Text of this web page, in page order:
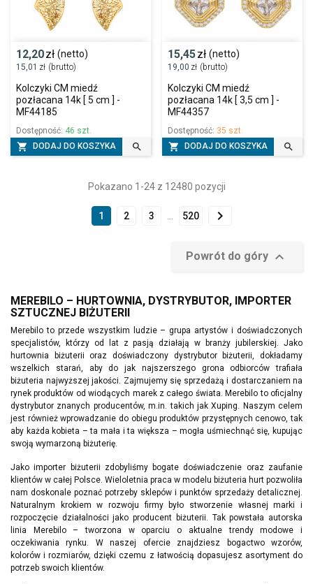
12,20zł (netto)
15,01 zł (brutto)
Kolczyki CM miedź
pozłacana 14k [ 5 cm ] -
MF44185
Dostępność: 46 szt.
 DODAJ DO KOSZYKA 
15,45zł (netto)
19,00 zł (brutto)
Kolczyki CM miedź
pozłacana 14k [ 3,5 cm ] -
MF44357
Dostępność: 35 szt.
 DODAJ DO KOSZYKA 
Pokazano 1-24 z 12480 pozycji
1 2 3 … 520 
Powrót do góry 
MEREBILO – HURTOWNIA, DYSTRYBUTOR, IMPORTER
SZTUCZNEJ BIŻUTERII
Merebilo to przede wszystkim ludzie – grupa artystów i doświadczonych
specjalistów, którzy od lat z pasją działają w branży jubilerskiej. Jako
hurtownia biżuterii oraz doświadczony dystrybutor biżuterii, dokładamy
wszelkich starań, aby do jak najszerszego grona odbiorców trafiała
biżuteria najwyższej jakości. Zajmujemy się sprzedażą i dostarczaniem na
rynek produktów od wiodących marek z całego świata. Merebilo to oficjalny
dystrybutor znanych producentów, m.in. takich jak Xuping. Naszym celem
jest również wprowadzanie do obiegu produktów przystępnych cenowo, tak
aby każda kobieta – ta mała i ta większa – mogła uśmiechnąć się, kupując
swoją wymarzoną biżuterię.
Jako importer biżuterii zdobyliśmy bogate doświadczenie oraz zaufanie
klientów w całej Polsce. Wieloletnia praca w modelu biżuteria hurt pozwoliła
nam doskonale poznać potrzeby sklepów i punktów sprzedaży detalicznej.
Naturalnym krokiem w rozwoju firmy było stworzenie własnej marki i
rozpoczęcie działalności jako producent biżuterii. Tak powstała autorska
linia Merebilo – tworzona w oparciu o aktualne trendy modowe i
oczekiwania rynku. W naszej ofercie znajdziesz bogactwo wzorów,
kolorów i rozmiarów, dzięki czemu z łatwością dopasujesz asortyment do
potrzeb swoich klientów.